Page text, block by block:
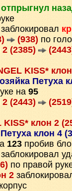
отпрыгнул
заблокировал
(938) по
(2385)
KISS*
Петуха
на 95
(2443)
KISS* клон 2
клон 4
123 пробив
заблокировал
по правой
2